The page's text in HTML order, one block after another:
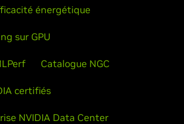
énergétique
sur GPU
Catalogue NGC
certifiés
NVIDIA Data Center